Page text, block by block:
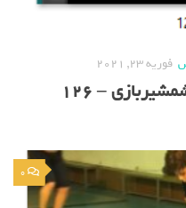
فوریه 23, 2021
– 126
0